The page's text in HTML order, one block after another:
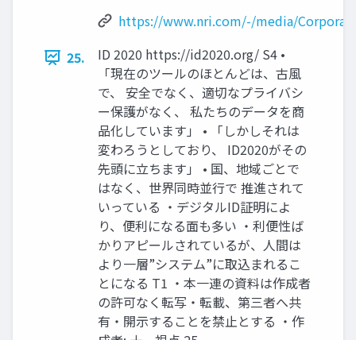
https://www.nri.com/-/media/
25.
ID 2020 https://id2020.org/ S4 •
「現在のツールのほとんどは、古風
で、 安全でなく、適切なプライバシ
ー保護がなく、 私たちのデータを商
品化しています」 • 「しかしそれは
変わろうとしており、 ID2020がその
先頭に立ちます」 • 国、地域ごとで
はなく、世界同時並行で 推進されて
いっている ・デジタルID証明によ
り、便利になる面も多い ・利便性ば
かりアピールされているが、人間は
より一層”システム”に取込まれるこ
とになる T1 ・本一連の資料は作成者
の許可なく転写・転載、第三者へ共
有・開示することを禁止とする ・作